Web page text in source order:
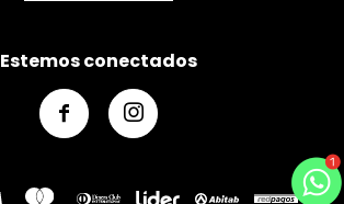
Estemos conectados
 